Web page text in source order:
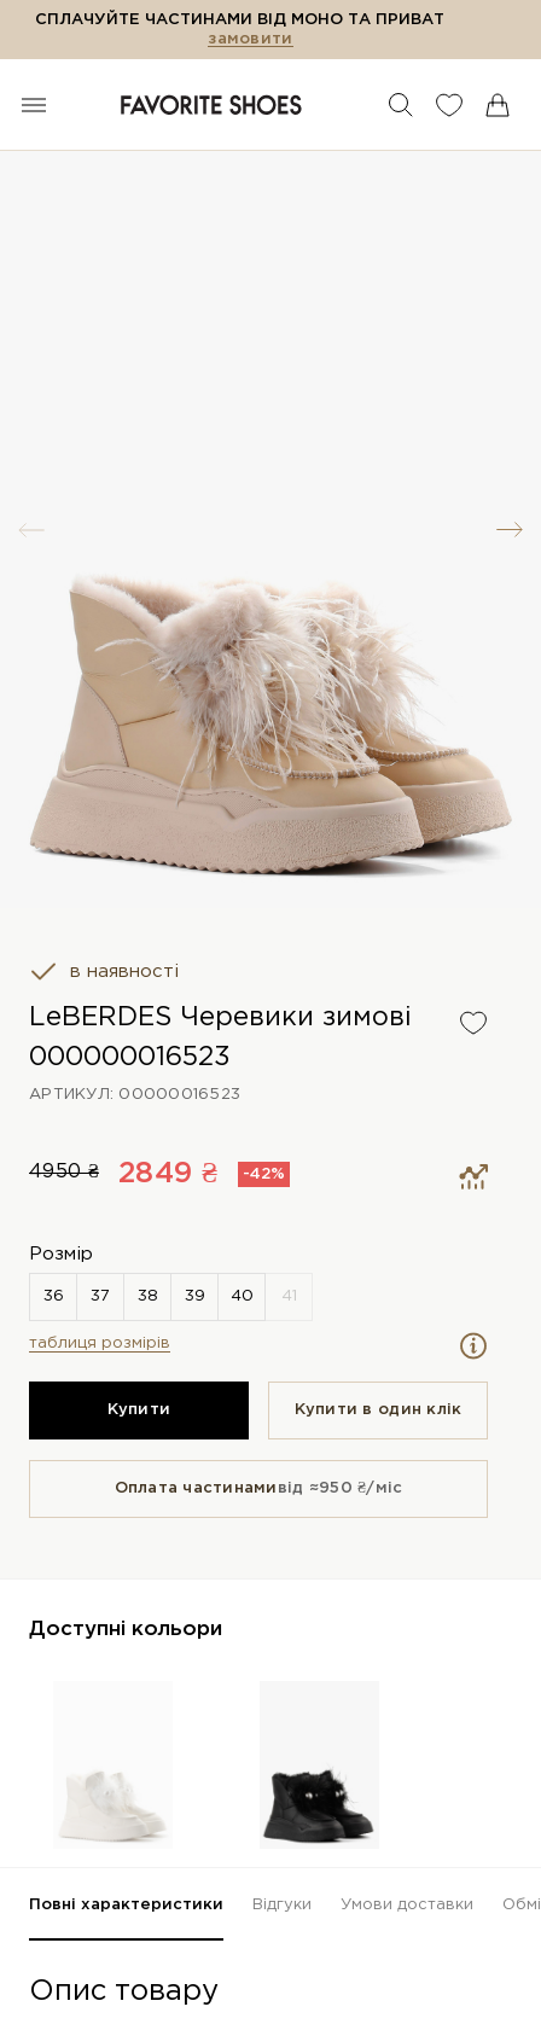
СПЛАЧУЙТЕ ЧАСТИНАМИ ВІД МОНО ТА ПРИВАТ
замовити
в наявності
LeBERDES Черевики зимові
000000016523
АРТИКУЛ: 00000016523
4950 ₴ 2849 ₴ -42%
Розмір
таблиця розмірів
Купити Купити в один клiк
Оплата частинами від ≈950 ₴/міс
Доступні кольори
Повні характеристики Відгуки Умови доставки
Опис товару